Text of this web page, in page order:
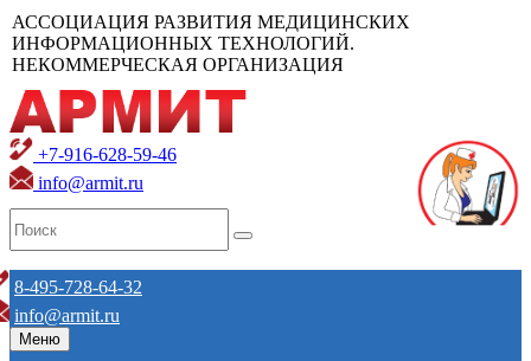
АССОЦИАЦИЯ РАЗВИТИЯ МЕДИЦИНСКИХ
ИНФОРМАЦИОННЫХ ТЕХНОЛОГИЙ.
НЕКОММЕРЧЕСКАЯ ОРГАНИЗАЦИЯ
+7-916-628-59-46
info@armit.ru
8-495-728-64-32
info@armit.ru
Меню